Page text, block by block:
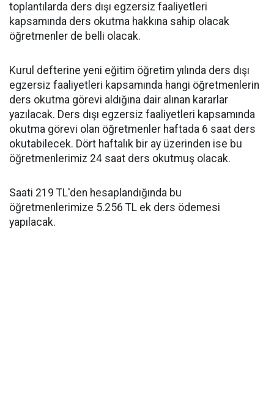
toplantılarda ders dışı egzersiz faaliyetleri
kapsamında ders okutma hakkına sahip olacak
öğretmenler de belli olacak.
Kurul defterine yeni eğitim öğretim yılında ders dışı
egzersiz faaliyetleri kapsamında hangi öğretmenlerin
ders okutma görevi aldığına dair alınan kararlar
yazılacak. Ders dışı egzersiz faaliyetleri kapsamında
okutma görevi olan öğretmenler haftada 6 saat ders
okutabilecek. Dört haftalık bir ay üzerinden ise bu
öğretmenlerimiz 24 saat ders okutmuş olacak.
Saati 219 TL'den hesaplandığında bu
öğretmenlerimize 5.256 TL ek ders ödemesi
yapılacak.